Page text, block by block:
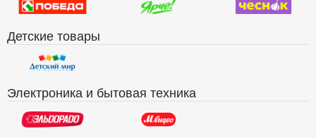
Детские товары
Электроника и бытовая техника